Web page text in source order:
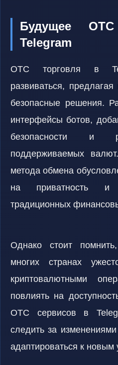
Будущее
Telegram
OTC торговля в
развиваться,
безопасные решения.
интерфейсы ботов,
безопасности и
поддерживаемых
метода обмена
на приватность и
традиционных
Однако стоит
многих странах
криптовалютными
повлиять на
OTC сервисов в
следить за
адаптироваться к